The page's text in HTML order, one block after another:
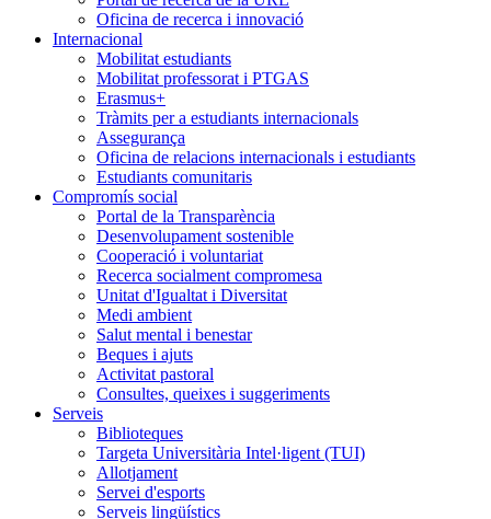
Oficina de recerca i innovació
Internacional
Mobilitat estudiants
Mobilitat professorat i PTGAS
Erasmus+
Tràmits per a estudiants internacionals
Assegurança
Oficina de relacions internacionals i estudiants
Estudiants comunitaris
Compromís social
Portal de la Transparència
Desenvolupament sostenible
Cooperació i voluntariat
Recerca socialment compromesa
Unitat d'Igualtat i Diversitat
Medi ambient
Salut mental i benestar
Beques i ajuts
Activitat pastoral
Consultes, queixes i suggeriments
Serveis
Biblioteques
Targeta Universitària Intel·ligent (TUI)
Allotjament
Servei d'esports
Serveis lingüístics